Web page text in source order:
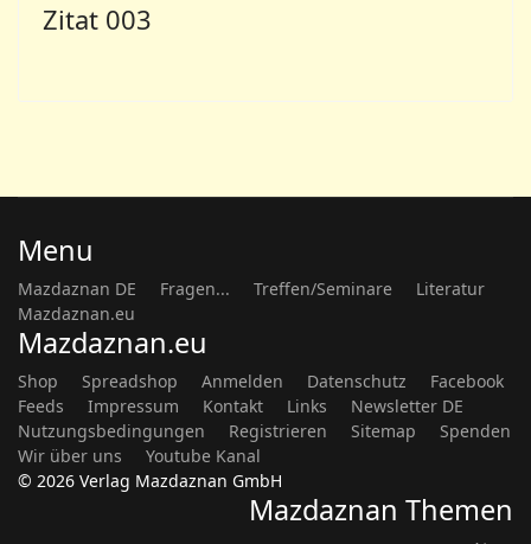
Zitat 003
Menu
Mazdaznan DE Fragen... Treffen/Seminare
Literatur
Mazdaznan.eu
Mazdaznan.eu
Shop Spreadshop Anmelden Datenschutz
Facebook
Feeds
Impressum Kontakt Links
Newsletter DE
Nutzungsbedingungen
Registrieren Sitemap
Spenden
Wir über uns
Youtube Kanal
© 2026 Verlag Mazdaznan GmbH
Mazdaznan Themen